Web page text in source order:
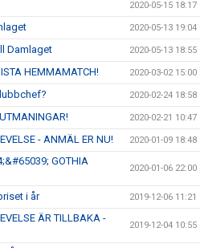
2020-05-15 18:17
2020-05-13 19:04
Damlaget 2020-05-13 18:55
HEMMAMATCH! 2020-03-02 15:00
2020-02-24 18:58
2020-02-21 10:47
- ANMÄL ER NU! 2020-01-09 18:48
GOTHIA
2020-01-06 22:00
i år 2019-12-06 11:21
ÄR TILLBAKA -
2019-12-04 10:55